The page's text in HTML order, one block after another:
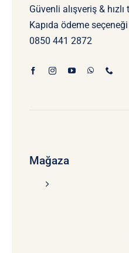
Güvenli alışveriş &
Kapıda ödeme
0850 441 2872
Mağaza